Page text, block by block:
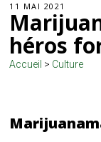
11 MAI 2021
héros
Accueil > Culture